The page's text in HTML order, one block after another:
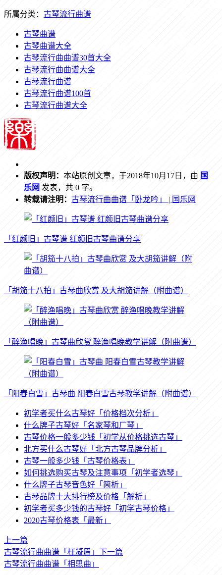
所属分类： 古琴流行曲谱
古琴曲谱
古琴曲谱大全
古琴流行曲曲谱30首大全
古琴流行曲曲谱大全
古琴流行曲谱
古琴流行曲谱100首
古琴流行曲谱大全
版权声明： 本站原创文章，于2018年10月17日，由 国
乐网 发表，共 0 字。
转载请注明： 古琴流行曲曲谱「卧龙吟」 | 国乐网
「红颜旧」古琴谱 红颜旧古琴曲谱分享
「胡笳十八拍」古琴曲欣赏 及大胡笳讲解（附曲谱）
「醉渔唱晚」古琴曲欣赏 醉渔唱晚教学讲解（附曲谱）
「阳春白雪」古琴曲 阳春白雪古琴教学讲解（附曲谱）
初学者买什么古琴好「价格档次分析」
什么牌子古琴好「名家琴和厂琴」
古琴价格一般多少钱「初学从价格挑选古琴」
北方买什么古琴好「北方古琴品牌分析」
古琴一般多少钱「古琴价格表」
如何挑选购买古琴及注意事项「初学者选琴」
什么牌子古琴音色好「简析」
古琴品牌十大排行榜及价格「解析」
初学者买多少钱的古琴好「初学古琴价格」
2020古琴价格表「最新」
上一篇
古琴流行曲曲谱「枉凝眉」 下一篇
古琴流行曲曲谱「相思曲」